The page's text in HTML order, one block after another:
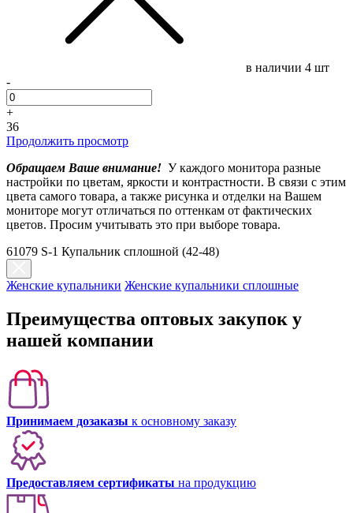
в наличии 4 шт
-
+
36
Продолжить просмотр
Обращаем Ваше внимание! У каждого монитора разные
настройки по цветам, яркости и контрастности. В связи с этим
цвета самого товара, а также рисунка и отделки на Вашем
мониторе могут отличаться по оттенкам от фактических
цветов. Просим учитывать это при выборе товара.
61079 S-1 Купальник сплошной (42-48)
Женские купальники Женские купальники сплошные
Преимущества оптовых закупок у
нашей компании
Принимаем дозаказы к основному заказу
Предоставляем сертификаты на продукцию